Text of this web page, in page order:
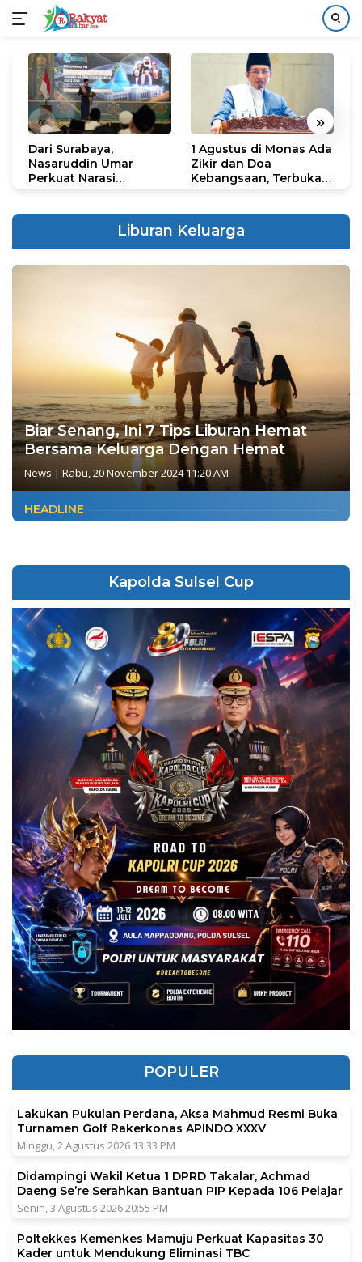
konten
« »
Dari Surabaya,
Nasaruddin Umar
Perkuat Narasi
1 Agustus di Monas Ada
Zikir dan Doa
Kebangsaan, Terbuka
Liburan Keluarga
Biar Senang, Ini 7 Tips Liburan Hemat
Bersama Keluarga Dengan Hemat
News | Rabu, 20 November 2024 11:20 AM
HEADLINE
Kapolda Sulsel Cup
POPULER
Lakukan Pukulan Perdana, Aksa Mahmud Resmi Buka
Turnamen Golf Rakerkonas APINDO XXXV
Minggu, 2 Agustus 2026 13:33 PM
Didampingi Wakil Ketua 1 DPRD Takalar, Achmad
Daeng Se’re Serahkan Bantuan PIP Kepada 106 Pelajar
Senin, 3 Agustus 2026 20:55 PM
Poltekkes Kemenkes Mamuju Perkuat Kapasitas 30
Kader untuk Mendukung Eliminasi TBC